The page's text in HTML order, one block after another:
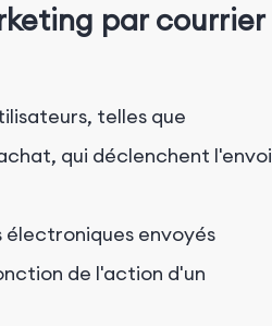
par courrier
telles que
qui déclenchent l'envoi
électroniques envoyés
de l'action d'un